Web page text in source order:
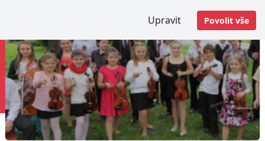
Upravit Povolit vše